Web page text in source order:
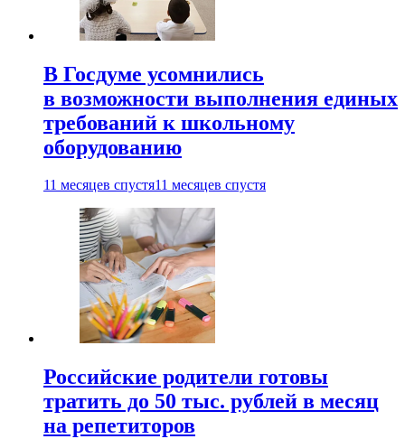
В Госдуме усомнились
в возможности выполнения единых
требований к школьному
оборудованию
11 месяцев спустя11 месяцев спустя
Российские родители готовы
тратить до 50 тыс. рублей в месяц
на репетиторов